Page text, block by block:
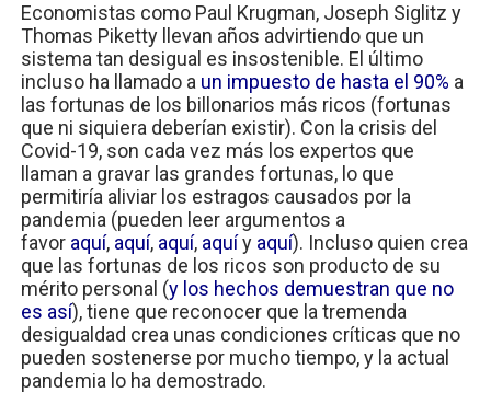
Economistas como Paul Krugman, Joseph Siglitz y
Thomas Piketty llevan años advirtiendo que un
sistema tan desigual es insostenible. El último
incluso ha llamado a un impuesto de hasta el 90% a
las fortunas de los billonarios más ricos (fortunas
que ni siquiera deberían existir). Con la crisis del
Covid-19, son cada vez más los expertos que
llaman a gravar las grandes fortunas, lo que
permitiría aliviar los estragos causados por la
pandemia (pueden leer argumentos a
favor aquí, aquí, aquí, aquíy aquí). Incluso quien crea
que las fortunas de los ricos son producto de su
mérito personal (y los hechos demuestran que no
es así), tiene que reconocer que la tremenda
desigualdad crea unas condiciones críticas que no
pueden sostenerse por mucho tiempo, y la actual
pandemia lo ha demostrado.